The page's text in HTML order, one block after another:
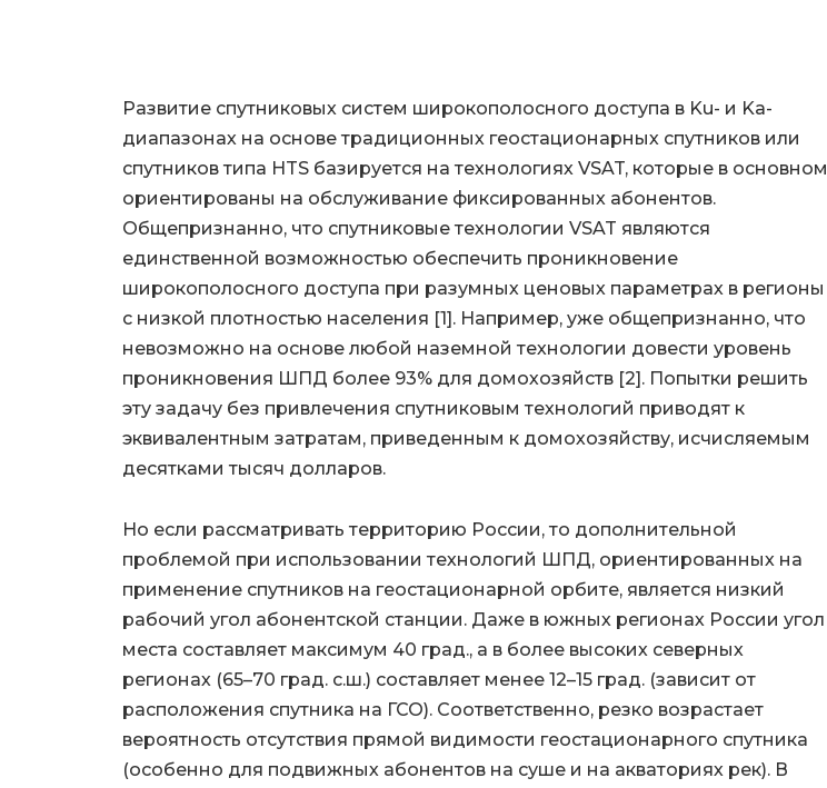
Развитие спутниковых систем широкополосного доступа в Ku- и Ka-
диапазонах на основе традиционных геостационарных спутников или
спутников типа HTS базируется на технологиях VSAT, которые в основном
ориентированы на обслуживание фиксированных абонентов.
Общепризнанно, что спутниковые технологии VSAT являются
единственной возможностью обеспечить проникновение
широкополосного доступа при разумных ценовых параметрах в регионы
с низкой плотностью населения [1]. Например, уже общепризнанно, что
невозможно на основе любой наземной технологии довести уровень
проникновения ШПД более 93% для домохозяйств [2]. Попытки решить
эту задачу без привлечения спутниковым технологий приводят к
эквивалентным затратам, приведенным к домохозяйству, исчисляемым
десятками тысяч долларов.
Но если рассматривать территорию России, то дополнительной
проблемой при использовании технологий ШПД, ориентированных на
применение спутников на геостационарной орбите, является низкий
рабочий угол абонентской станции. Даже в южных регионах России угол
места составляет максимум 40 град., а в более высоких северных
регионах (65–70 град. с.ш.) составляет менее 12–15 град. (зависит от
расположения спутника на ГСО). Соответственно, резко возрастает
вероятность отсутствия прямой видимости геостационарного спутника
(особенно для подвижных абонентов на суше и на акваториях рек). В